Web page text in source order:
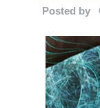
Posted by